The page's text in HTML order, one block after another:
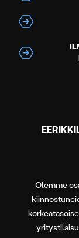
Olemme